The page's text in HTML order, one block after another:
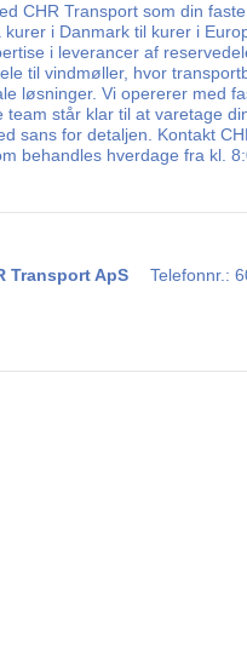
CHR Transport som din
i Danmark til kurer i
i leverancer af
til vindmøller, hvor
løsninger. Vi opererer
står klar til at varetage
for detaljen. Kontakt
behandles hverdage fra kl.
Transport ApS Telefonnr. :